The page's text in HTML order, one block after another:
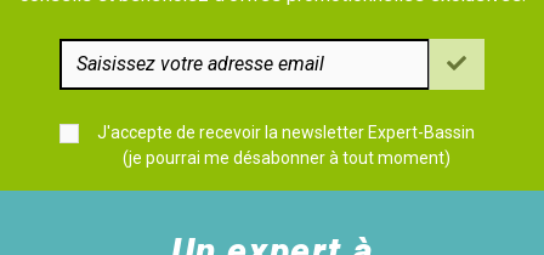
J'accepte de recevoir la newsletter Expert-Bassin
(je pourrai me désabonner à tout moment)